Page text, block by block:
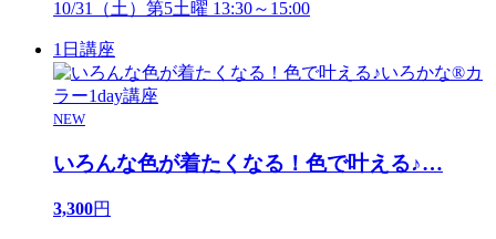
10/31（土）第5土曜 13:30～15:00
1日講座
NEW
いろんな色が着たくなる！色で叶える♪…
3,300円